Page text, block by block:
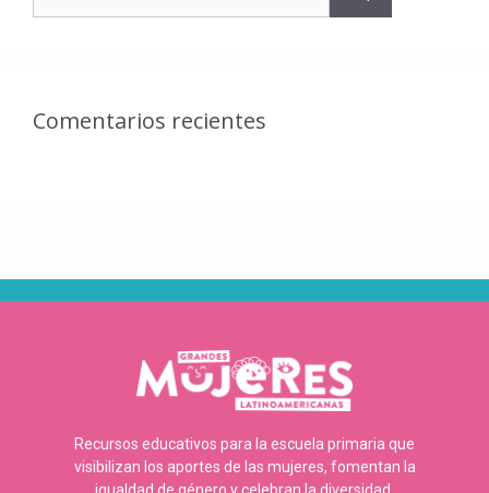
Comentarios recientes
Recursos educativos para la escuela primaria que
visibilizan los aportes de las mujeres, fomentan la
igualdad de género y celebran la diversidad.